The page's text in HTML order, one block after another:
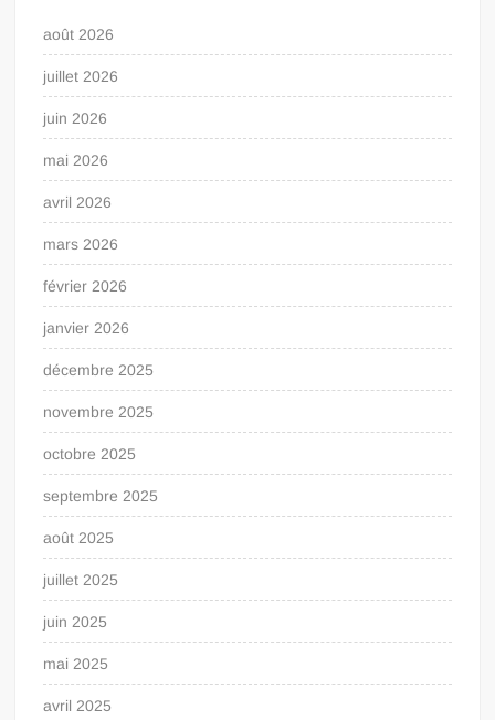
août 2026
juillet 2026
juin 2026
mai 2026
avril 2026
mars 2026
février 2026
janvier 2026
décembre 2025
novembre 2025
octobre 2025
septembre 2025
août 2025
juillet 2025
juin 2025
mai 2025
avril 2025